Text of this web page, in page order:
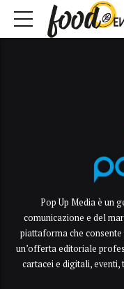
Pop Up Media è un
comunicazione e del
piattaforma che
un’offerta editoriale
cartacei e digitali, eventi,